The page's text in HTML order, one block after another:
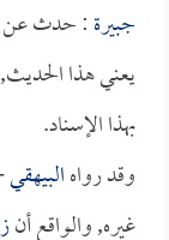
جبيرة: حدث
يعني هذا
بهذا الإسناد.
وقد رواهالبيهقي
غيره, والواقع أن